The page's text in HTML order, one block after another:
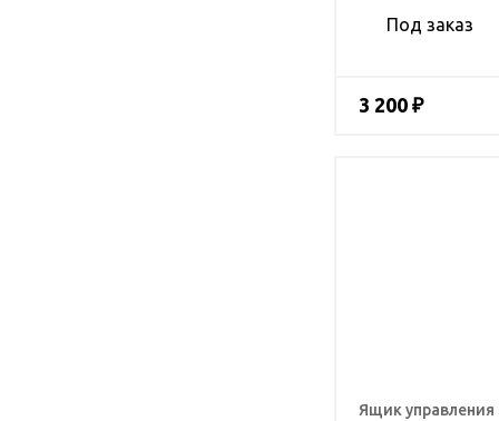
Под заказ
3 200 ₽
Ящик